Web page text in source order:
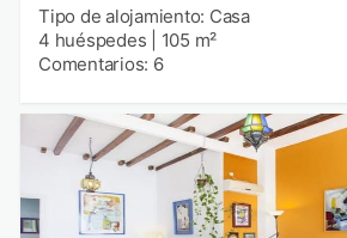
Tipo de alojamiento: Casa
4 huéspedes
105 m²
Comentarios: 6